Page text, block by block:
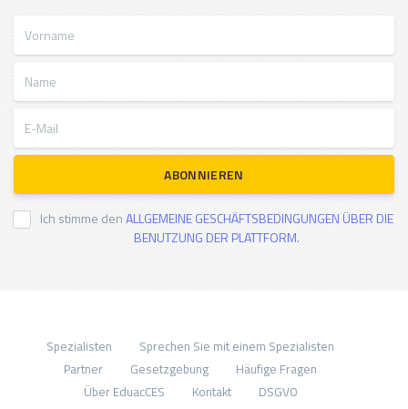
ABONNIEREN
Ich stimme denALLGEMEINE GESCHÄFTSBEDINGUNGEN ÜBER DIE
BENUTZUNG DER PLATTFORM.
Spezialisten
Sprechen Sie mit einem Spezialisten
Partner
Gesetzgebung
Häufige Fragen
Über EduacCES
Kontakt
DSGVO